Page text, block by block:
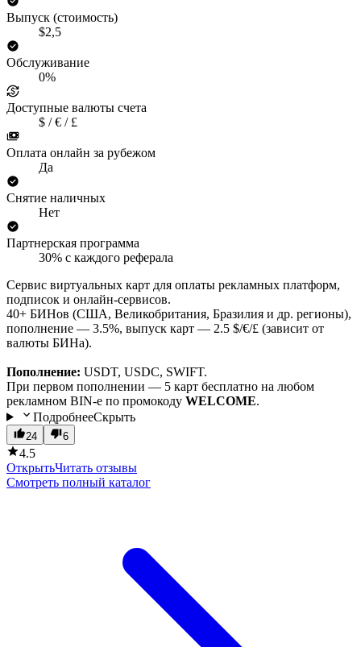
Выпуск (стоимость)
$2,5
Обслуживание
0%
Доступные валюты счета
$ / € / £
Оплата онлайн за рубежом
Да
Снятие наличных
Нет
Партнерская программа
30% с каждого реферала
Сервис виртуальных карт для оплаты рекламных платформ,
подписок и онлайн-сервисов.
40+ БИНов (США, Великобритания, Бразилия и др. регионы),
пополнение — 3.5%, выпуск карт — 2.5 $/€/£ (зависит от
валюты БИНа).
Пополнение: USDT, USDC, SWIFT.
При первом пополнении — 5 карт бесплатно на любом
рекламном BIN-е по промокоду WELCOME.
ПодробнееСкрыть
24 6
4.5
ОткрытьЧитать отзывы
Смотреть полный каталог